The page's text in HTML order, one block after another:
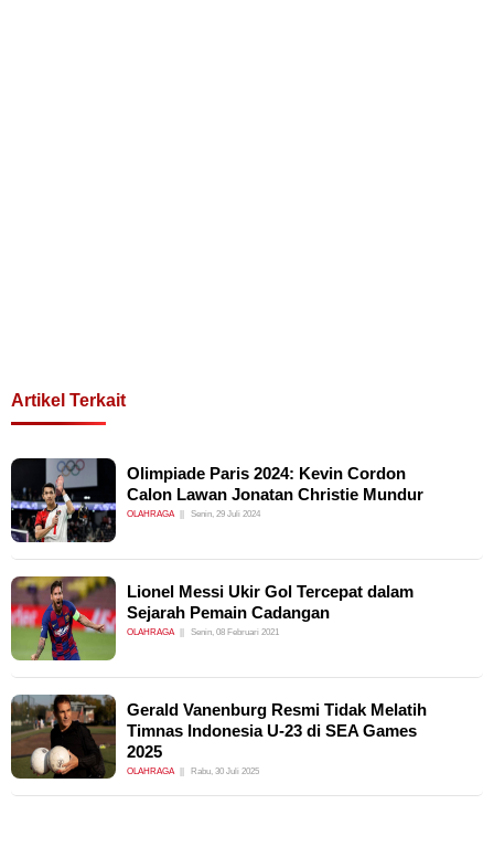
Artikel Terkait
Olimpiade Paris 2024: Kevin Cordon
Calon Lawan Jonatan Christie Mundur
OLAHRAGA Senin, 29 Juli 2024
Lionel Messi Ukir Gol Tercepat dalam
Sejarah Pemain Cadangan
OLAHRAGA Senin, 08 Februari 2021
Gerald Vanenburg Resmi Tidak Melatih
Timnas Indonesia U-23 di SEA Games
2025
OLAHRAGA Rabu, 30 Juli 2025